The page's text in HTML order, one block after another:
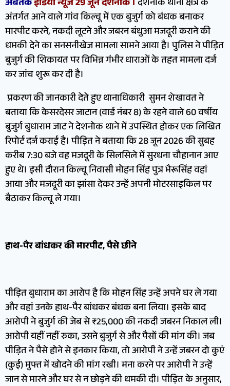
अबतकइंडिया न्यूज 29 जून देशनोक । देशनोक थाना क्षेत्र के
अंतर्गत आने वाले गांव किल्चू में एक बुजुर्ग को बंधक बनाकर
मारपीट करने, नकदी लूटने और जबरन बंधुआ मजदूरी कराने की
धमकी देने का सनसनीखेज मामला सामने आया है। पुलिस ने पीड़ित
बुजुर्ग की शिकायत पर विभिन्न गंभीर धाराओं के तहत मामला दर्ज
कर जांच शुरू कर दी है।
​ प्रकरण की जानकारी देते हुए थानाधिकारी सुमन शेखावत ने
बताया कि केसरदेसर जाटान (वार्ड नंबर 8) के रहने वाले 60 वर्षीय
बुजुर्ग बुधाराम जाट ने देशनोक थाने में उपस्थित होकर एक लिखित
रिपोर्ट दर्ज कराई है। पीड़ित ने बताया कि 28 जून 2026 की सुबह
करीब 7:30 बजे वह मजदूरी के सिलसिले में सुरधना चौहानान आए
हुए थे। इसी दौरान किल्चू निवासी मोहन सिंह पुत्र भैरूसिंह वहां
आया और मजदूरी का झांसा देकर उन्हें अपनी मोटरसाइकिल पर
बैठाकर किल्चू ले गया।
​हाथ-पैर बांधकर की मारपीट, पैसे छीने
पीड़ित बुधाराम का आरोप है कि मोहन सिंह उन्हें अपने घर ले गया
और वहां उनके हाथ-पैर बांधकर बंधक बना लिया। इसके बाद
आरोपी ने बुजुर्ग की जेब से ₹25,000 की नकदी जबरन निकाल ली।
आरोपी यहीं नहीं रुका, उसने बुजुर्ग से और पैसों की मांग की। जब
पीड़ित ने पैसे होने से इनकार किया, तो आरोपी ने उन्हें जबरन दो कुएं
(कुई) मुफ्त में खोदने की मांग रखी। मना करने पर आरोपी ने उन्हें
जान से मारने और घर से न छोड़ने की धमकी दी। पीड़ित के अनुसार,